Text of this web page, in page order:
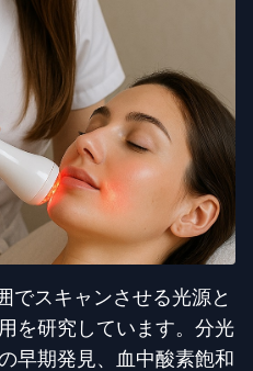
スキャンさせる光源と
を研究しています。分光
早期発見、血中酸素飽和